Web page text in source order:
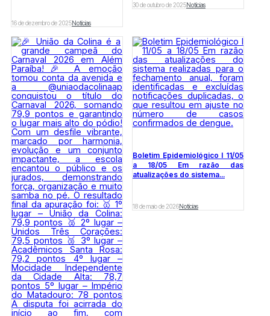
16 de dezembro de 2025Notícias
30 de outubro de 2025Notícias
Boletim Epidemiológico l 11/05
a 18/05 Em razão das
atualizações do sistema...
18 de maio de 2026Notícias